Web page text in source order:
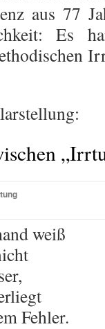
aus 77
Es
weiß
Fehler.